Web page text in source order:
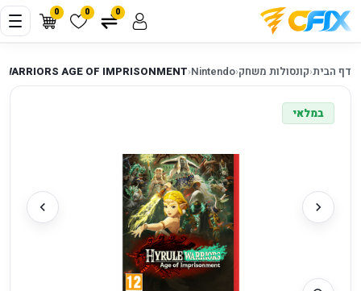
0 0 0
דף הבית‹קונסולות משחק‹
Nintendo
‹
AGE OF IMPRISONMENT
במלאי